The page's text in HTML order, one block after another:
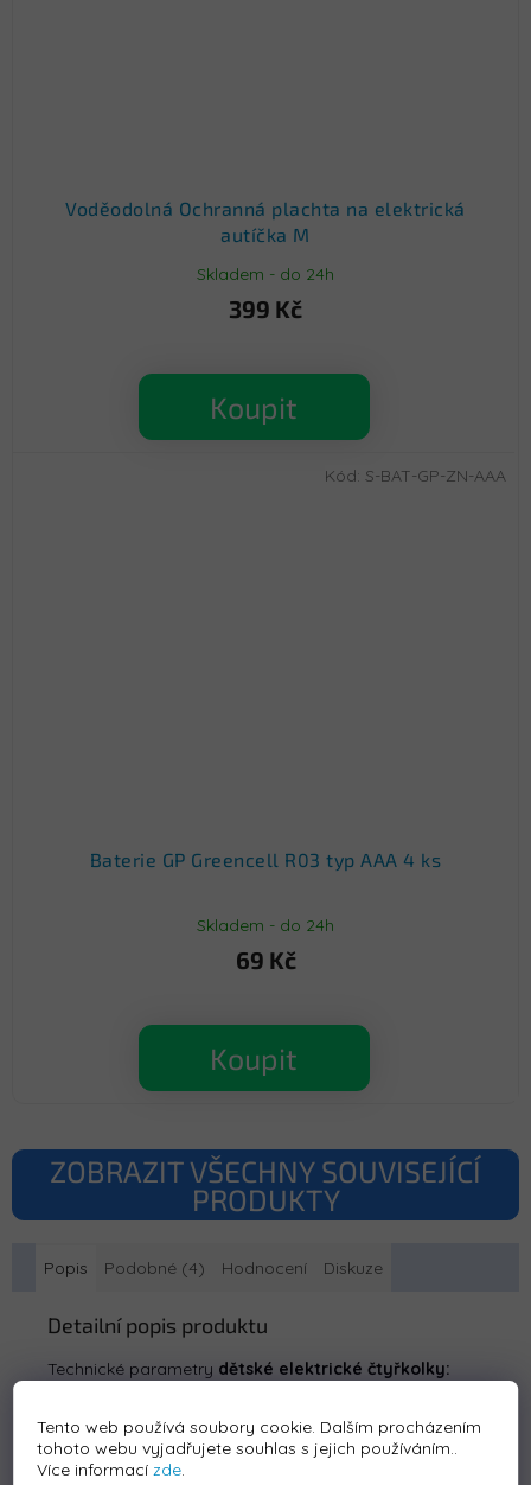
Tento web používá soubory cookie. Dalším procházením
tohoto webu vyjadřujete souhlas s jejich používáním..
Více informací zde
Voděodolná Ochranná plachta na elektrická
autíčka M
Skladem - do 24h
399 Kč
Koupit
Baterie GP Greencell R03 typ AAA 4 ks
Skladem - do 24h
69 Kč
Koupit
Kód: S-BAT-GP-ZN-AAA
ZOBRAZIT VŠECHNY SOUVISEJÍCÍ
PRODUKTY
Popis Podobné (4) Hodnocení Diskuze
Detailní popis produktu
Technické parametry dětské elektrické čtyřkolky:
- převodovka 2 x vpřed i vzad
- rozměry čtyřkolky 111 x 65 x 74 cm